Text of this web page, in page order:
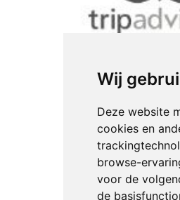
Wij
Deze website
cookies en
browse-
voor de
de